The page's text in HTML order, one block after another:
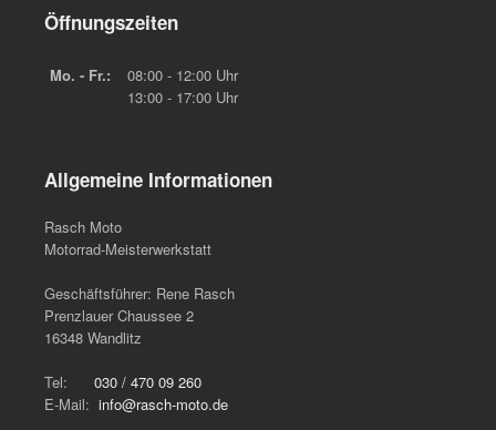
Öffnungszeiten
Mo. - Fr.:
08:00 - 12:00 Uhr
13:00 - 17:00 Uhr
Allgemeine Informationen
Rasch Moto
Motorrad-Meisterwerkstatt
Geschäftsführer: Rene Rasch
Prenzlauer Chaussee 2
16348 Wandlitz
Tel:
030 / 470 09 260
E-Mail: info@rasch-moto.de